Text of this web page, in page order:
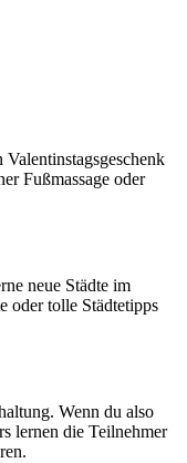
Fußmassage oder
neue Städte im
oder tolle Städtetipps
Wenn du also
lernen die Teilnehmer